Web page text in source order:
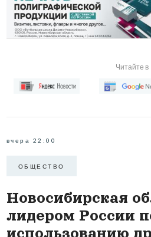
Читайте в
вчера 22:00
ОБЩЕСТВО
Новосибирская
лидером России
использованию